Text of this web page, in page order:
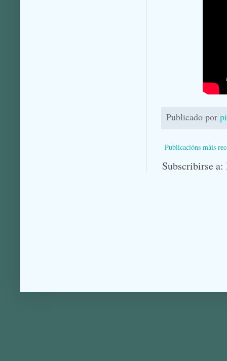
Publicado por
Publicacións máis
Subscribirse a: